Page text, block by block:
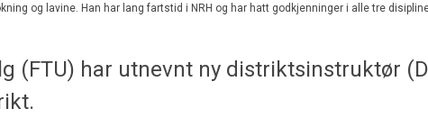
og lavine. Han har lang fartstid i NRH og har hatt godkjenninger i alle tre
(FTU) har utnevnt ny distriktsinstruktør